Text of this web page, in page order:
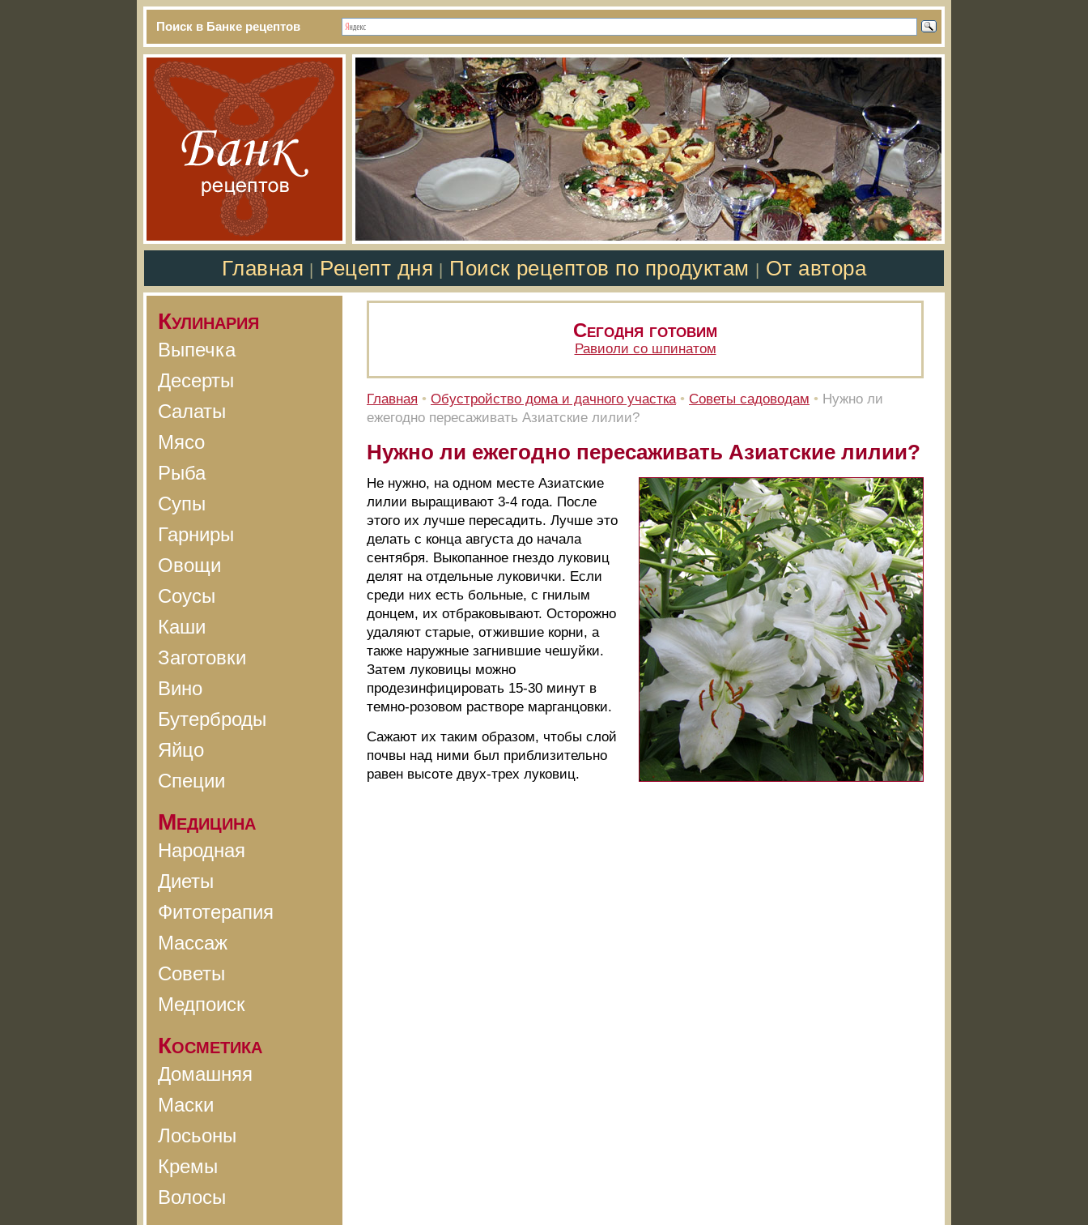
Поиск в Банке рецептов
Главная Рецепт дня Поиск рецептов по продуктам От автора
Кулинария
Выпечка
Десерты
Салаты
Мясо
Рыба
Супы
Гарниры
Овощи
Соусы
Каши
Заготовки
Вино
Бутерброды
Яйцо
Специи
Медицина
Народная
Диеты
Фитотерапия
Массаж
Советы
Медпоиск
Косметика
Домашняя
Маски
Лосьоны
Кремы
Волосы
Сегодня готовим
Равиоли со шпинатом
Главная • Обустройство дома и дачного участка • Советы садоводам • Нужно ли
ежегодно пересаживать Азиатские лилии?
Нужно ли ежегодно пересаживать Азиатские лилии?
Не нужно, на одном месте Азиатские
лилии выращивают 3-4 года. После
этого их лучше пересадить. Лучше это
делать с конца августа до начала
сентября. Выкопанное гнездо луковиц
делят на отдельные луковички. Если
среди них есть больные, с гнилым
донцем, их отбраковывают. Осторожно
удаляют старые, отжившие корни, а
также наружные загнившие чешуйки.
Затем луковицы можно
продезинфицировать 15-30 минут в
темно-розовом растворе марганцовки.
Сажают их таким образом, чтобы слой
почвы над ними был приблизительно
равен высоте двух-трех луковиц.